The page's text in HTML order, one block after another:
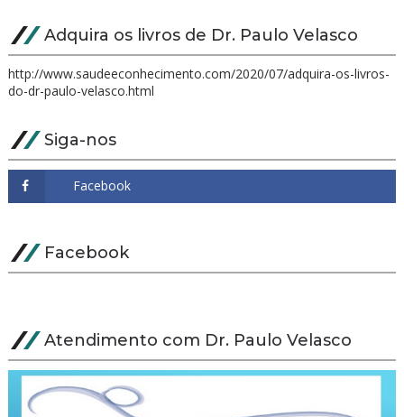
Adquira os livros de Dr. Paulo Velasco
http://www.saudeeconhecimento.com/2020/07/adquira-os-livros-
do-dr-paulo-velasco.html
Siga-nos
Facebook
Atendimento com Dr. Paulo Velasco